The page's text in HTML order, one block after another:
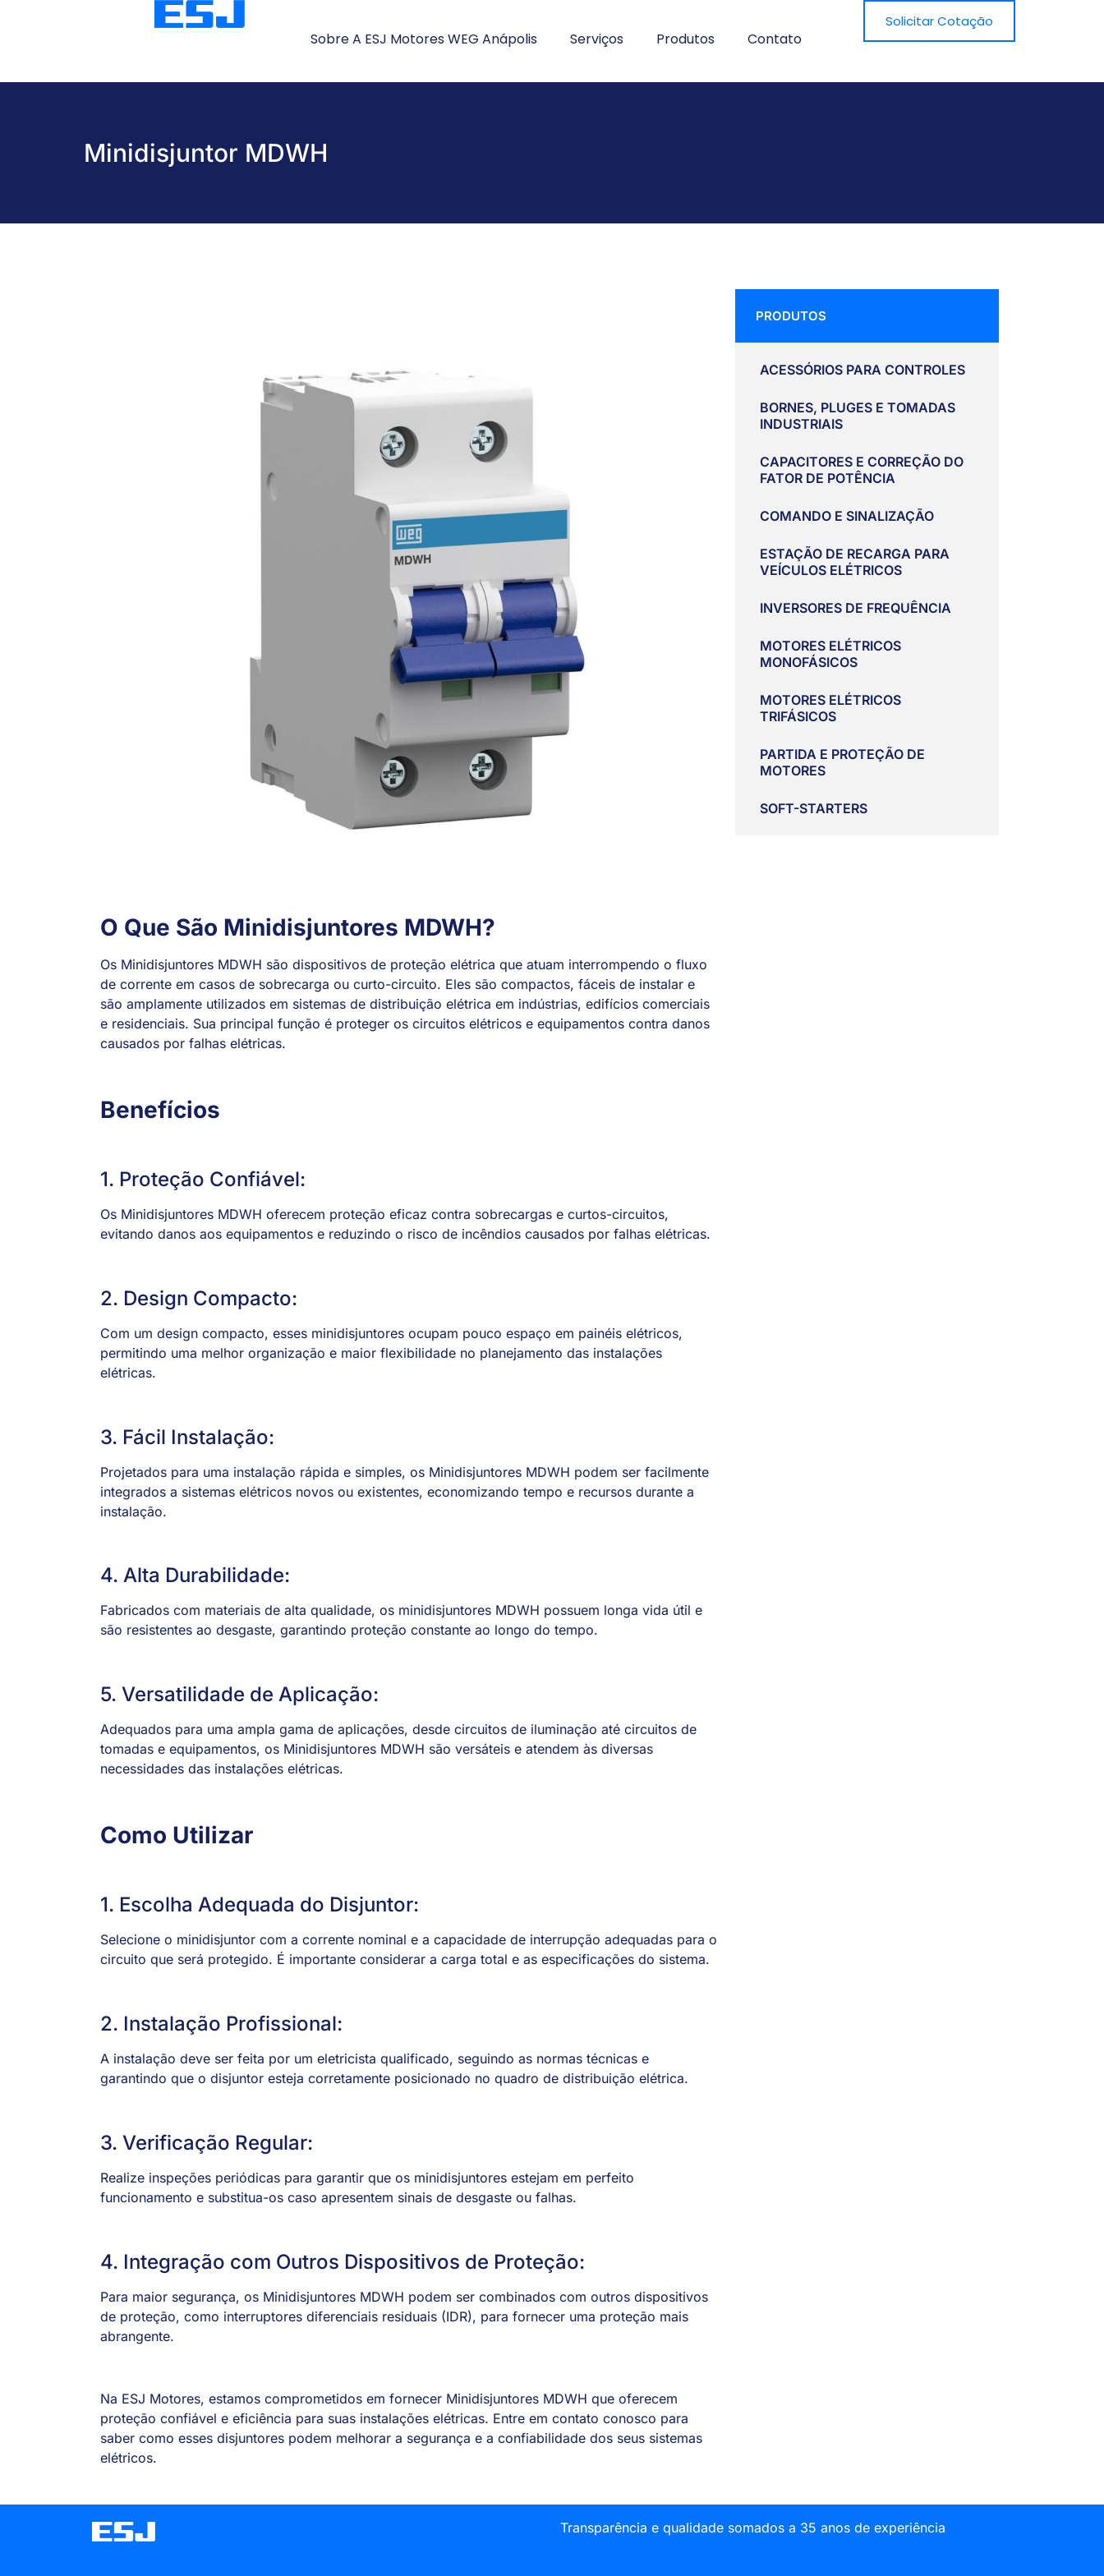
Sobre A ESJ Motores WEG Anápolis Serviços Produtos Contato
Solicitar Cotação
Minidisjuntor MDWH
O Que São Minidisjuntores MDWH?
Os Minidisjuntores MDWH são dispositivos de proteção elétrica que atuam interrompendo o fluxo
de corrente em casos de sobrecarga ou curto-circuito. Eles são compactos, fáceis de instalar e
são amplamente utilizados em sistemas de distribuição elétrica em indústrias, edifícios comerciais
e residenciais. Sua principal função é proteger os circuitos elétricos e equipamentos contra danos
causados por falhas elétricas.
Benefícios
1. Proteção Confiável:
Os Minidisjuntores MDWH oferecem proteção eficaz contra sobrecargas e curtos-circuitos,
evitando danos aos equipamentos e reduzindo o risco de incêndios causados por falhas elétricas.
2. Design Compacto:
Com um design compacto, esses minidisjuntores ocupam pouco espaço em painéis elétricos,
permitindo uma melhor organização e maior flexibilidade no planejamento das instalações
elétricas.
3. Fácil Instalação:
Projetados para uma instalação rápida e simples, os Minidisjuntores MDWH podem ser facilmente
integrados a sistemas elétricos novos ou existentes, economizando tempo e recursos durante a
instalação.
4. Alta Durabilidade:
Fabricados com materiais de alta qualidade, os minidisjuntores MDWH possuem longa vida útil e
são resistentes ao desgaste, garantindo proteção constante ao longo do tempo.
5. Versatilidade de Aplicação:
Adequados para uma ampla gama de aplicações, desde circuitos de iluminação até circuitos de
tomadas e equipamentos, os Minidisjuntores MDWH são versáteis e atendem às diversas
necessidades das instalações elétricas.
Como Utilizar
1. Escolha Adequada do Disjuntor:
Selecione o minidisjuntor com a corrente nominal e a capacidade de interrupção adequadas para o
circuito que será protegido. É importante considerar a carga total e as especificações do sistema.
2. Instalação Profissional:
A instalação deve ser feita por um eletricista qualificado, seguindo as normas técnicas e
garantindo que o disjuntor esteja corretamente posicionado no quadro de distribuição elétrica.
3. Verificação Regular:
Realize inspeções periódicas para garantir que os minidisjuntores estejam em perfeito
funcionamento e substitua-os caso apresentem sinais de desgaste ou falhas.
4. Integração com Outros Dispositivos de Proteção:
Para maior segurança, os Minidisjuntores MDWH podem ser combinados com outros dispositivos
de proteção, como interruptores diferenciais residuais (IDR), para fornecer uma proteção mais
abrangente.
Na ESJ Motores, estamos comprometidos em fornecer Minidisjuntores MDWH que oferecem
proteção confiável e eficiência para suas instalações elétricas. Entre em contato conosco para
saber como esses disjuntores podem melhorar a segurança e a confiabilidade dos seus sistemas
elétricos.
PRODUTOS
ACESSÓRIOS PARA CONTROLES
BORNES, PLUGES E TOMADAS
INDUSTRIAIS
CAPACITORES E CORREÇÃO DO
FATOR DE POTÊNCIA
COMANDO E SINALIZAÇÃO
ESTAÇÃO DE RECARGA PARA
VEÍCULOS ELÉTRICOS
INVERSORES DE FREQUÊNCIA
MOTORES ELÉTRICOS
MONOFÁSICOS
MOTORES ELÉTRICOS
TRIFÁSICOS
PARTIDA E PROTEÇÃO DE
MOTORES
SOFT-STARTERS
Transparência e qualidade somados a 35 anos de experiência